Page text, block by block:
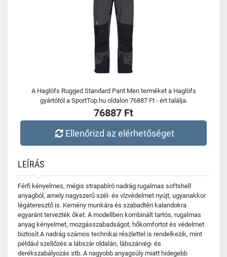
A Haglöfs Rugged Standard Pant Men terméket a Haglöfs
gyártótól a SportTop.hu oldalon 76887 Ft - ért találja.
76887 Ft
Ellenőrizd az elérhetőséget
LEÍRÁS
Férfi kényelmes, mégis strapabíró nadrág rugalmas softshell
anyagból, amely nagyszerű szél- és vízvédelmet nyújt, ugyanakkor
légáteresztő is. Kemény munkára és szabadtéri kalandokra
egyaránt tervezték őket. A modellben kombinált tartós, rugalmas
anyag kényelmet, mozgásszabadságot, hőkomfortot és védelmet
biztosít.A nadrág számos technikai részlettel is rendelkezik, mint
például szellőzés a lábszár oldalán, lábszárvég- és
derékszabályozás stb. A nagyobb anyagsúly miatt hidegebb